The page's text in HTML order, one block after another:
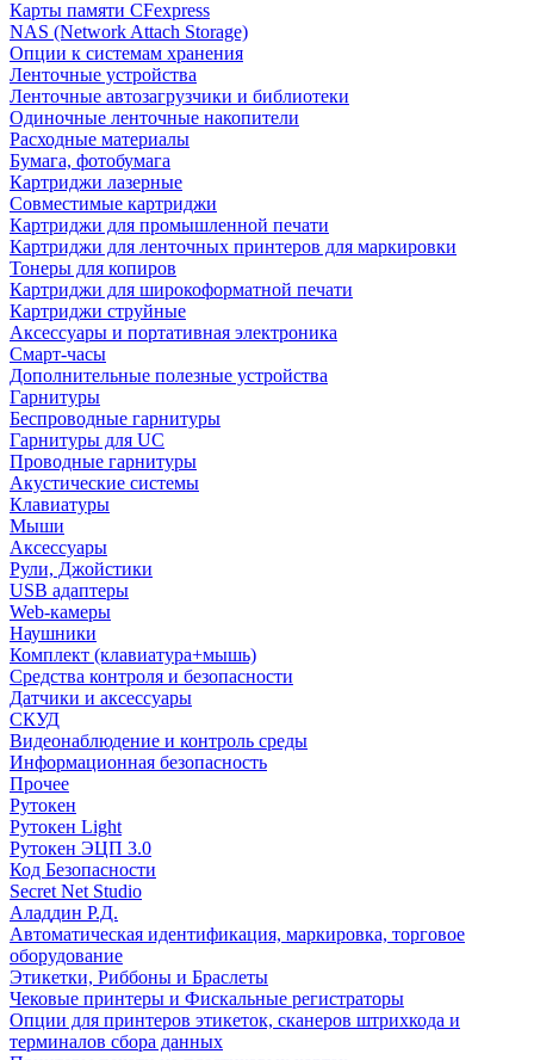
Карты памяти CFexpress
NAS (Network Attach Storage)
Опции к системам хранения
Ленточные устройства
Ленточные автозагрузчики и библиотеки
Одиночные ленточные накопители
Расходные материалы
Бумага, фотобумага
Картриджи лазерные
Совместимые картриджи
Картриджи для промышленной печати
Картриджи для ленточных принтеров для маркировки
Тонеры для копиров
Картриджи для широкоформатной печати
Картриджи струйные
Аксессуары и портативная электроника
Смарт-часы
Дополнительные полезные устройства
Гарнитуры
Беспроводные гарнитуры
Гарнитуры для UC
Проводные гарнитуры
Акустические системы
Клавиатуры
Мыши
Аксессуары
Рули, Джойстики
USB адаптеры
Web-камеры
Наушники
Комплект (клавиатура+мышь)
Средства контроля и безопасности
Датчики и аксессуары
СКУД
Видеонаблюдение и контроль среды
Информационная безопасность
Прочее
Рутокен
Рутокен Light
Рутокен ЭЦП 3.0
Код Безопасности
Secret Net Studio
Аладдин Р.Д.
Автоматическая идентификация, маркировка, торговое
оборудование
Этикетки, Риббоны и Браслеты
Чековые принтеры и Фискальные регистраторы
Опции для принтеров этикеток, сканеров штрихкода и
терминалов сбора данных